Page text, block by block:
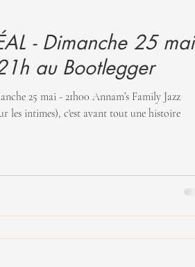
- Dimanche 25 mai
au Bootlegger
les intimes), c'est avant tout une histoire